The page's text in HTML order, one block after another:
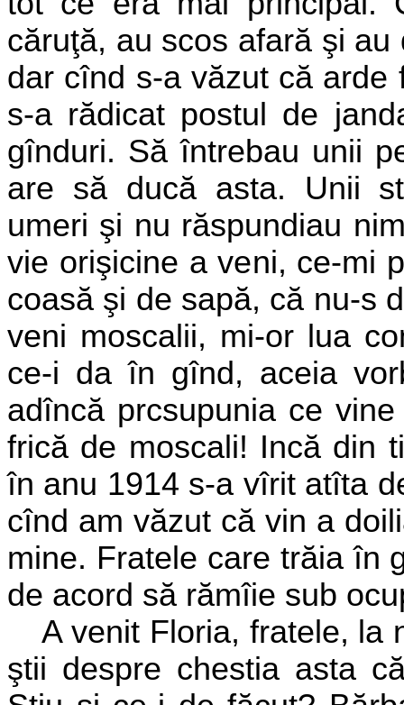
căruţă, au scos afară şi
dar cînd s-a văzut că
s-a rădicat postul de
gînduri. Să întrebau unii
are să ducă asta. Unii
umeri şi nu răspundiau
vie orişicine a veni, ce-mi
coasă şi de sapă, că nu-s
veni moscalii, mi-or lua
ce-i da în gînd, aceia
adîncă prcsupunia ce
frică de moscali! Incă din
în anu 1914 s-a vîrit atîta
cînd am văzut că vin a
mine. Fratele care trăia în
de acord să rămîie sub
A venit Floria, fratele, la
ştii despre chestia asta